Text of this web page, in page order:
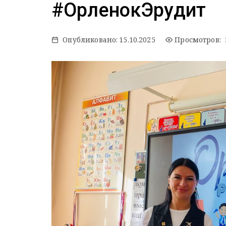
#ОрленокЭрудит
Опубликовано: 15.10.2025 Просмотров: